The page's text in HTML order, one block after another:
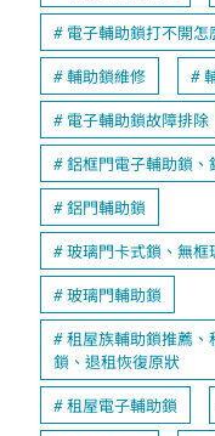
電子輔助鎖打不開怎
輔助鎖維修
電子輔助鎖故障排除
鋁框門電子輔助鎖、
鋁門輔助鎖
玻璃門卡式鎖、無框
玻璃門輔助鎖
租屋族輔助鎖推薦、
鎖、退租恢復原狀
租屋電子輔助鎖